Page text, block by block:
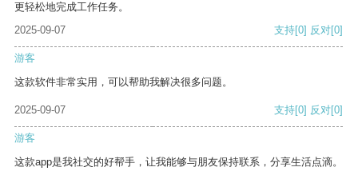
更轻松地完成工作任务。
2025-09-07
支持[0] 反对[0]
游客
这款软件非常实用，可以帮助我解决很多问题。
2025-09-07 支持[0] 反对[0]
游客
这款app是我社交的好帮手，让我能够与朋友保持联系，分享生活点滴。